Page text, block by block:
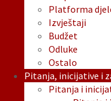
Platforma
Izvještaji
Budžet
Odluke
Ostalo
Pitanja, inicijative i
Pitanja i